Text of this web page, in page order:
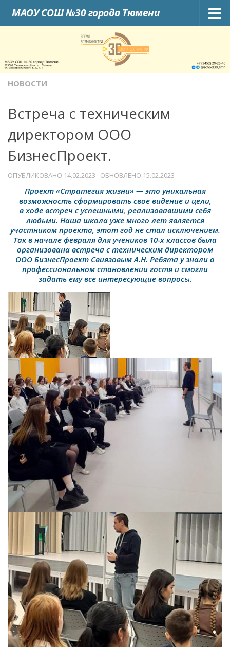
Skip to content
МАОУ СОШ №30 города Тюмени
НОВОСТИ
Встреча с техническим
директором ООО
БизнесПроект.
ОПУБЛИКОВАНО 14.02.2023 · ОБНОВЛЕНО 15.02.2023
Проект «Стратегия жизни» — это уникальная
возможность сформировать свое видение и цели,
в ходе встреч с успешными, реализовавшими себя
людьми. Наша школа уже много лет является
участником проекта, этот год не стал исключением.
Так в начале февраля для учеников 10-х классов была
организована встреча с техническим директором
ООО БизнесПроект Свиязовым А.Н. Ребята у знали о
профессиональном становлении гостя и смогли
задать ему все интересующие вопросы.